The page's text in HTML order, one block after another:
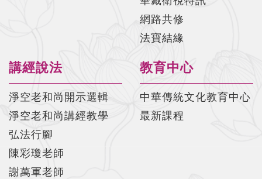
網路共修
法寶結緣
講經說法
淨空老和尚開示選輯
淨空老和尚講經教學
弘法行腳
陳彩瓊老師
謝萬軍老師
教育中心
中華傳統文化教育中心
最新課程